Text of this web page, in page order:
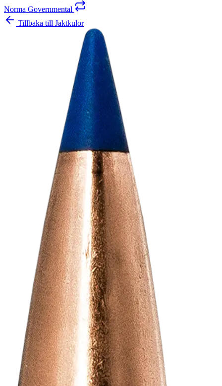
Norma Governmental
Tillbaka till Jaktkulor